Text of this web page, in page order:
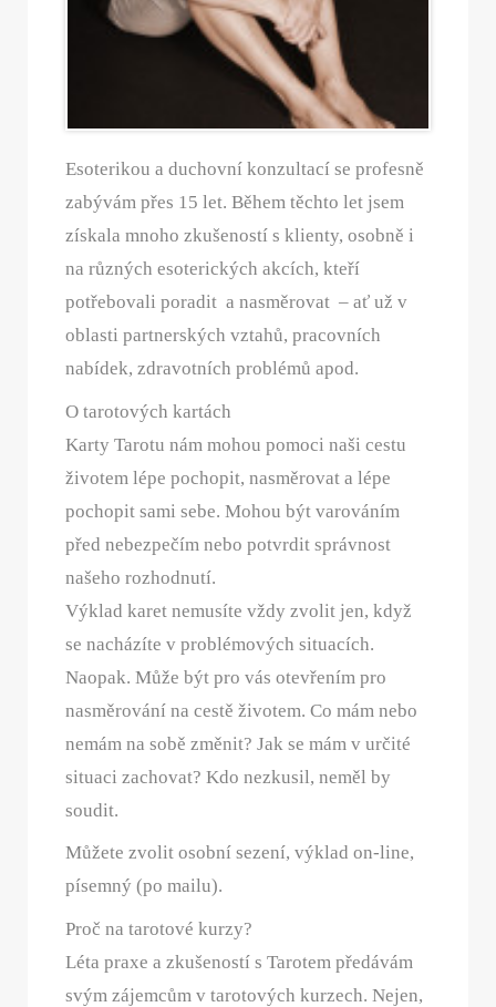
Esoterikou a duchovní konzultací se profesně
zabývám přes 15 let. Během těchto let jsem
získala mnoho zkušeností s klienty, osobně i
na různých esoterických akcích, kteří
potřebovali poradit a nasměrovat – ať už v
oblasti partnerských vztahů, pracovních
nabídek, zdravotních problémů apod.
O tarotových kartách
Karty Tarotu nám mohou pomoci naši cestu
životem lépe pochopit, nasměrovat a lépe
pochopit sami sebe. Mohou být varováním
před nebezpečím nebo potvrdit správnost
našeho rozhodnutí.
Výklad karet nemusíte vždy zvolit jen, když
se nacházíte v problémových situacích.
Naopak. Může být pro vás otevřením pro
nasměrování na cestě životem. Co mám nebo
nemám na sobě změnit? Jak se mám v určité
situaci zachovat? Kdo nezkusil, neměl by
soudit.
Můžete zvolit osobní sezení, výklad on-line,
písemný (po mailu).
Proč na tarotové kurzy?
Léta praxe a zkušeností s Tarotem předávám
svým zájemcům v tarotových kurzech. Nejen,